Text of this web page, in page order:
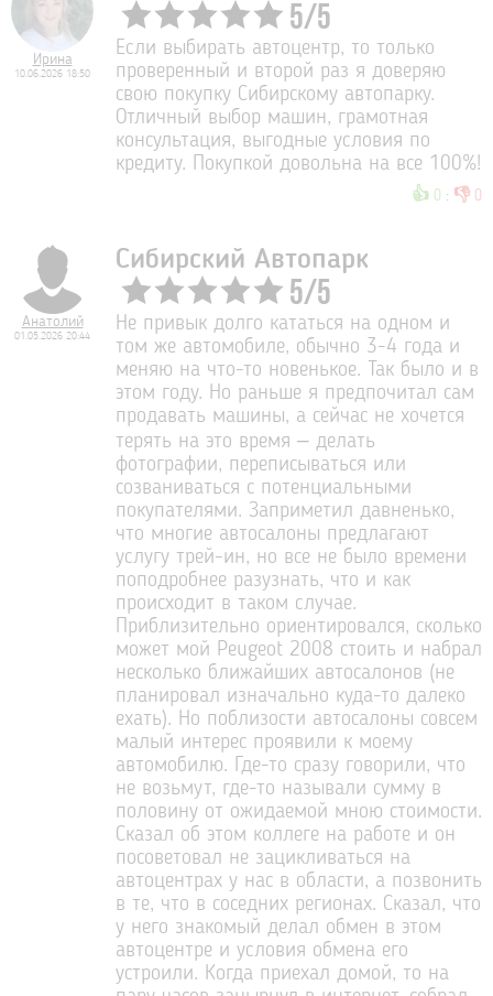
Ирина
10.06.2026 18:50
5/5
Если выбирать автоцентр, то только
проверенный и второй раз я доверяю
свою покупку Сибирскому автопарку.
Отличный выбор машин, грамотная
консультация, выгодные условия по
кредиту. Покупкой довольна на все 100%!
👍 : 👎
Анатолий
01.05.2026 20:44
Сибирский Автопарк
5/5
Не привык долго кататься на одном и
том же автомобиле, обычно 3-4 года и
меняю на что-то новенькое. Так было и в
этом году. Но раньше я предпочитал сам
продавать машины, а сейчас не хочется
терять на это время – делать
фотографии, переписываться или
созваниваться с потенциальными
покупателями. Заприметил давненько,
что многие автосалоны предлагают
услугу трей-ин, но все не было времени
поподробнее разузнать, что и как
происходит в таком случае.
Приблизительно ориентировался, сколько
может мой Peugeot 2008 стоить и набрал
несколько ближайших автосалонов (не
планировал изначально куда-то далеко
ехать). Но поблизости автосалоны совсем
малый интерес проявили к моему
автомобилю. Где-то сразу говорили, что
не возьмут, где-то называли сумму в
половину от ожидаемой мною стоимости.
Сказал об этом коллеге на работе и он
посоветовал не зацикливаться на
автоцентрах у нас в области, а позвонить
в те, что в соседних регионах. Сказал, что
у него знакомый делал обмен в этом
автоцентре и условия обмена его
устроили. Когда приехал домой, то на